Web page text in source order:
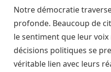
Notre démocratie
profonde. Beaucoup de
le sentiment que leur
décisions politiques se
véritable lien avec leurs